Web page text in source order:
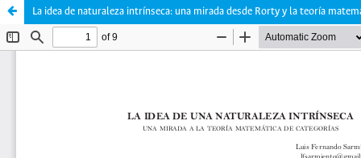
La idea de naturaleza intrínseca: una mirada desde Rorty y la teoría